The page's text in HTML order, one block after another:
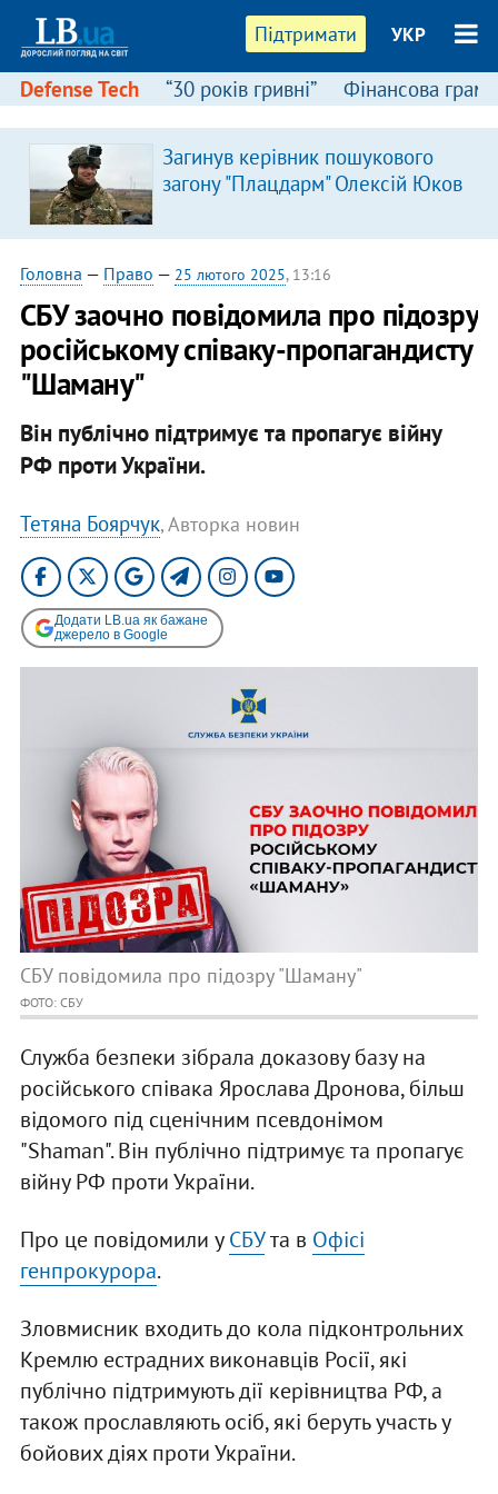
Підтримати УКР
Defense Tech “30 років гривні” Фінансова
Загинув керівник пошукового
загону "Плацдарм" Олексій Юков
Головна — Право — 25 лютого 2025, 13:16
СБУ заочно повідомила про підозру
російському співаку-пропагандисту
"Шаману"
Він публічно підтримує та пропагує війну
РФ проти України.
Тетяна Боярчук, Авторка новин
Додати LB.ua як бажане
джерело в Google
СБУ повідомила про підозру "Шаману"
ФОТО: СБУ
Служба безпеки зібрала доказову базу на
російського співака Ярослава Дронова, більш
відомого під сценічним псевдонімом
"Shaman". Він публічно підтримує та пропагує
війну РФ проти України.
Про це повідомили уСБУта в Офісі
генпрокурора.
Зловмисник входить до кола підконтрольних
Кремлю естрадних виконавців Росії, які
публічно підтримують дії керівництва РФ, а
також прославляють осіб, які беруть участь у
бойових діях проти України.